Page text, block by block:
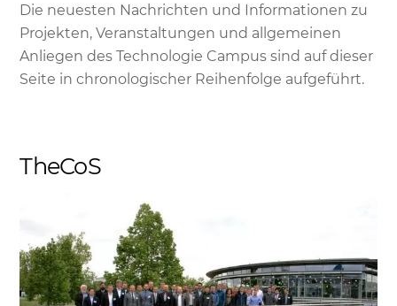
Die neuesten Nachrichten und Informationen zu
Projekten, Veranstaltungen und allgemeinen
Anliegen des Technologie Campus sind auf dieser
Seite in chronologischer Reihenfolge aufgeführt.
TheCoS